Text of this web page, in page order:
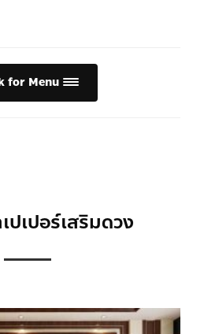
for Menu
ปเปอร์เสริมดวง